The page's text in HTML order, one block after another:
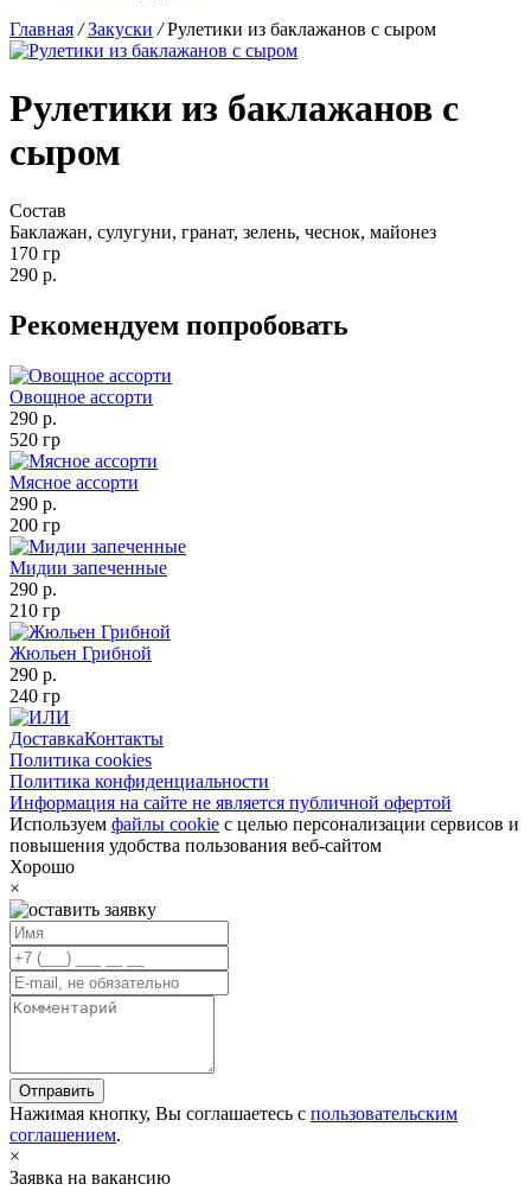
Главная / Закуски /Рулетики из баклажанов с сыром
Рулетики из баклажанов с
сыром
Состав
Баклажан, сулугуни, гранат, зелень, чеснок, майонез
170 гр
290 р.
Рекомендуем попробовать
Овощное ассорти
290 р.
520 гр
Мясное ассорти
290 р.
200 гр
Мидии запеченные
290 р.
210 гр
Жюльен Грибной
290 р.
240 гр
ДоставкаКонтакты
Политика cookies
Политика конфиденциальности
Информация на сайте не является публичной офертой
Используем файлы cookie с целью персонализации сервисов и
повышения удобства пользования веб-сайтом
Хорошо
×
Отправить
Нажимая кнопку, Вы соглашаетесь с пользовательским
соглашением.
×
Заявка на вакансию